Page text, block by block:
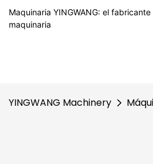
Maquinaria YINGWANG: el
maquinaria
YINGWANG Machinery